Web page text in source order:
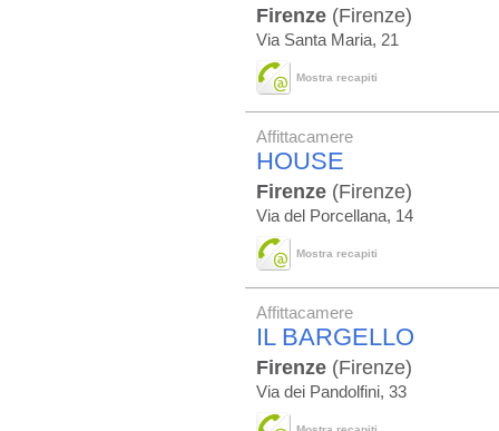
Firenze (Firenze)
Via Santa Maria, 21
Mostra recapiti
Affittacamere
HOUSE
Firenze (Firenze)
Via del Porcellana, 14
Mostra recapiti
Affittacamere
IL BARGELLO
Firenze (Firenze)
Via dei Pandolfini, 33